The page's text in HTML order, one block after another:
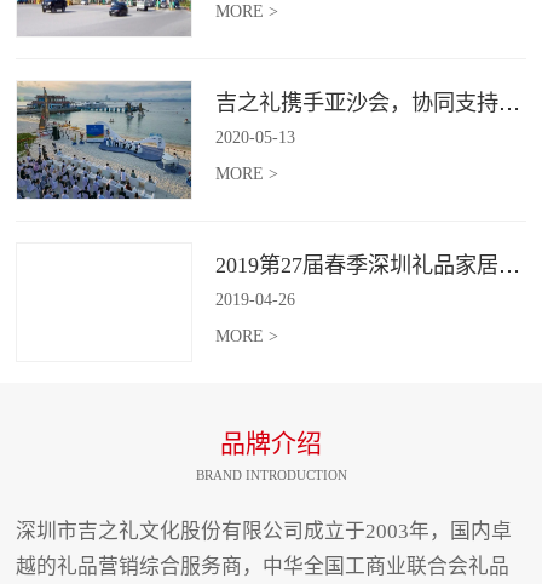
MORE >
吉之礼携手亚沙会，协同支持、共襄盛举
2020-05-13
MORE >
2019第27届春季深圳礼品家居展开幕 引领礼赠行业新动向
2019-04-26
MORE >
品牌介绍
BRAND INTRODUCTION
深圳市吉之礼文化股份有限公司成立于2003年，国内卓
越的礼品营销综合服务商，中华全国工商业联合会礼品